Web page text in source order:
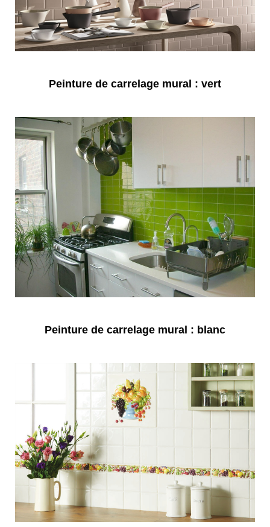
Peinture de carrelage mural : vert
Peinture de carrelage mural : blanc